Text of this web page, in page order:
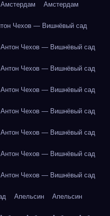
Амстердам Амстердам
Чехов — Вишнёвый сад
Антон Чехов — Вишнёвый сад
Антон Чехов — Вишнёвый сад
Антон Чехов — Вишнёвый сад
Антон Чехов — Вишнёвый сад
Антон Чехов — Вишнёвый сад
Антон Чехов — Вишнёвый сад
Антон Чехов — Вишнёвый сад
Апельсин Апельсин